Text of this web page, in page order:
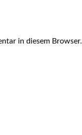
in diesem Browser.